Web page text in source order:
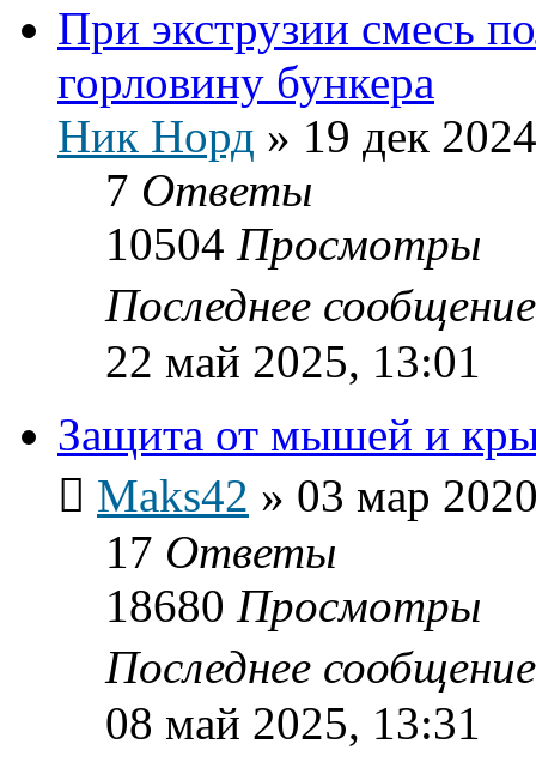
При экструзии смесь
горловину бункера
Ник Норд » 19 дек
7 Ответы
10504 Просмотры
Последнее
22 май 2025, 13:01
Защита от мышей и
Maks42 » 03 мар
17 Ответы
18680 Просмотры
Последнее
08 май 2025, 13:31